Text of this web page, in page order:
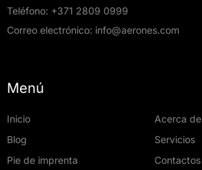
Teléfono: +371 2809 0999
Correo electrónico: info@aerones.com
Menú
Inicio
Acerca de
Blog
Servicios
Pie de imprenta
Contactos